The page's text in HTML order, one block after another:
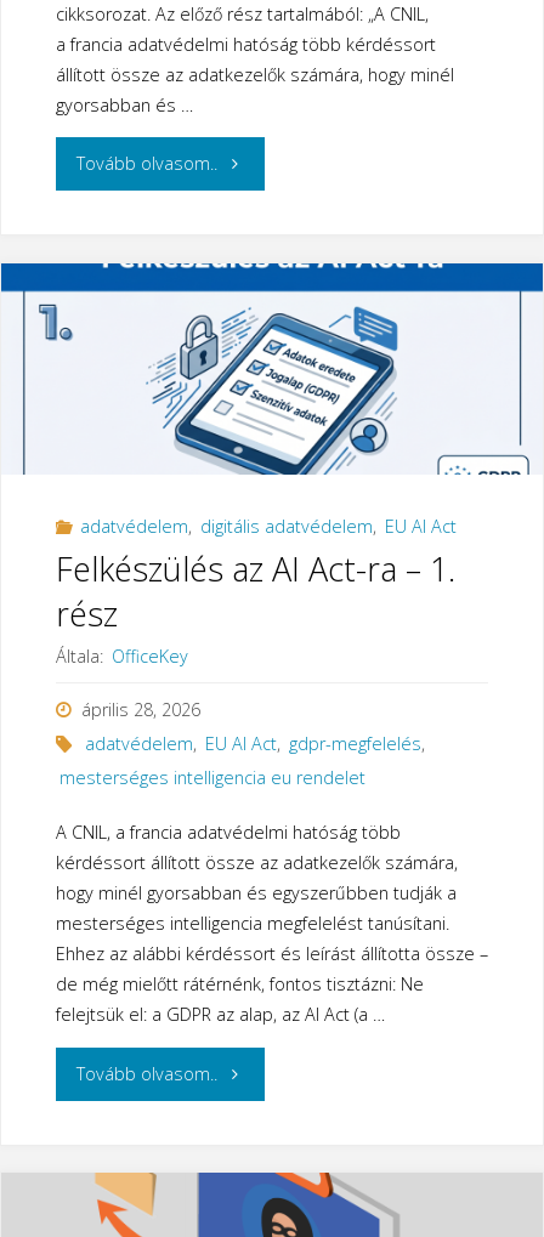
cikksorozat. Az előző rész tartalmából: „A CNIL,
a francia adatvédelmi hatóság több kérdéssort
állított össze az adatkezelők számára, hogy minél
gyorsabban és …
Tovább olvasom.. "Felkészülés
AI
Act-
ra
–
2.
rész"
adatvédelem, digitális adatvédelem, EU AI Act
Felkészülés az AI Act-ra – 1.
rész
Általa: OfficeKey
április 28, 2026
adatvédelem, EU AI Act, gdpr-megfelelés,
mesterséges intelligencia eu rendelet
A CNIL, a francia adatvédelmi hatóság több
kérdéssort állított össze az adatkezelők számára,
hogy minél gyorsabban és egyszerűbben tudják a
mesterséges intelligencia megfelelést tanúsítani.
Ehhez az alábbi kérdéssort és leírást állította össze –
de még mielőtt rátérnénk, fontos tisztázni: Ne
felejtsük el: a GDPR az alap, az AI Act (a …
Tovább olvasom.. "Felkészülés
AI